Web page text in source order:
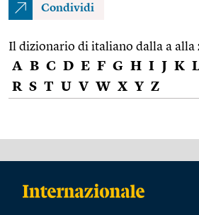
Condividi
Il dizionario di italiano dalla a alla
A B C D E F G H I J K
R S T U V W X Y Z